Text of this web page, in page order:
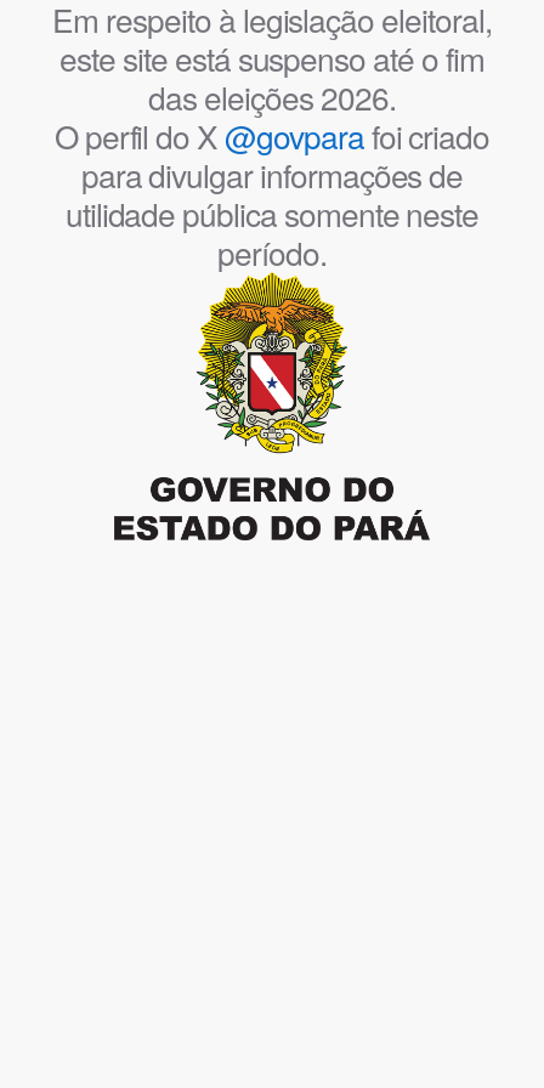
Em respeito à legislação eleitoral,
este site está suspenso até o fim
das eleições 2026.
O perfil do X@govparafoi criado
para divulgar informações de
utilidade pública somente neste
período.